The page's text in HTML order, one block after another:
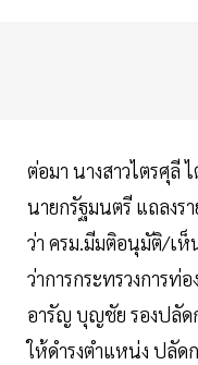
ต่อมา นางสาวไตรศุลี
นายกรัฐมนตรี แถลงร
ว่า ครม.มีมติอนุมัติ/เห็
ว่าการกระทรวงการท่
อารัญ บุญชัย รองปลัด
ให้ดำรงตำแหน่ง ปลัด